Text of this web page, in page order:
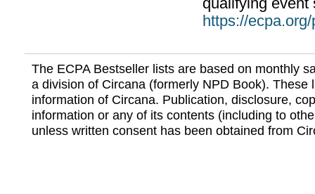
qualifying event
https://
The ECPA Bestseller lists are based on monthly
a division of Circana (formerly NPD Book). These
information of Circana. Publication, disclosure,
information or any of its contents (including to
unless written consent has been obtained from